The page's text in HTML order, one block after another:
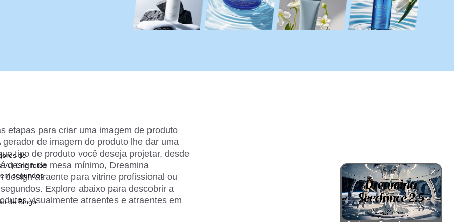
etapas para criar uma imagem de produto
de imagem do produto lhe dar uma
tipo de produto você deseja projetar, desde
design de mesa mínimo, Dreamina
design atraente para vitrine profissional ou
Explore abaixo para descobrir a
visualmente atraentes e atraentes em
de
IA | Crie fotos
segundos
de Bingo